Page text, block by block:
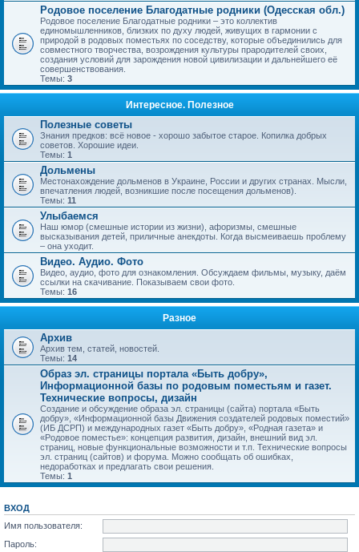
Родовое поселение Благодатные родники (Одесская обл.)
Родовое поселение Благодатные родники – это коллектив
единомышленников, близких по духу людей, живущих в гармонии с
природой в родовых поместьях по соседству, которые объединились для
совместного творчества, возрождения культуры прародителей своих,
создания условий для зарождения новой цивилизации и дальнейшего её
совершенствования.
Темы: 3
Интересное. Полезное
Полезные советы
Знания предков: всё новое - хорошо забытое старое. Копилка добрых
советов. Хорошие идеи.
Темы: 1
Дольмены
Местонахождение дольменов в Украине, России и других странах. Мысли,
впечатления людей, возникшие после посещения дольменов).
Темы: 11
Улыбаемся
Наш юмор (смешные истории из жизни), афоризмы, смешные
высказывания детей, приличные анекдоты. Когда высмеиваешь проблему
– она уходит.
Видео. Аудио. Фото
Видео, аудио, фото для ознакомления. Обсуждаем фильмы, музыку, даём
ссылки на скачивание. Показываем свои фото.
Темы: 16
Разное
Архив
Архив тем, статей, новостей.
Темы: 14
Образ эл. страницы портала «Быть добру»,
Информационной базы по родовым поместьям и газет.
Технические вопросы, дизайн
Создание и обсуждение образа эл. страницы (сайта) портала «Быть
добру», «Информационной базы Движения создателей родовых поместий»
(ИБ ДСРП) и международных газет «Быть добру», «Родная газета» и
«Родовое поместье»: концепция развития, дизайн, внешний вид эл.
страниц, новые функциональные возможности и т.п. Технические вопросы
эл. страниц (сайтов) и форума. Можно сообщать об ошибках,
недоработках и предлагать свои решения.
Темы: 1
ВХОД
Имя пользователя:
Пароль: